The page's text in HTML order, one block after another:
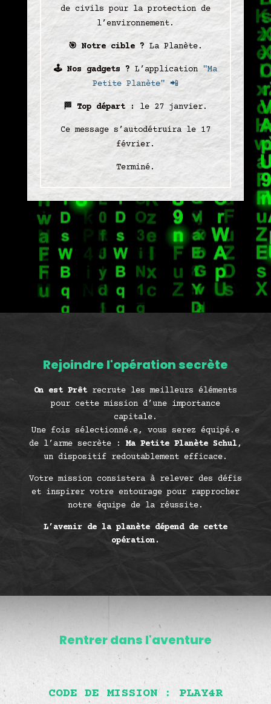
de civils pour la protection de
l’environnement.
🎯 Notre cible ? La Planète.
🕹️ Nos gadgets ? L’application
"Ma
Petite Planète" 📲
🏁 Top départ :le 27 janvier.
Ce message s’autodétruira le 17
février.
Terminé.
Rejoindre l'opération secrète
On est Prêtrecrute les meilleurs éléments
pour cette mission d’une importance
capitale.
Une fois sélectionné.e, vous serez équipé.e
de l’arme secrète : Ma Petite Planète Schul,
un dispositif redoutablement efficace.
Votre mission consistera à relever des défis
et inspirer votre entourage pour rapprocher
notre équipe de la réussite.
L’avenir de la planète dépend de cette
opération.
Rentrer dans l'aventure
CODE DE MISSION : PLAY4R